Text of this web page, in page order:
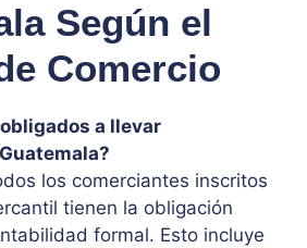
Según el
Comercio
a llevar
los comerciantes inscritos
tienen la obligación
formal. Esto incluye